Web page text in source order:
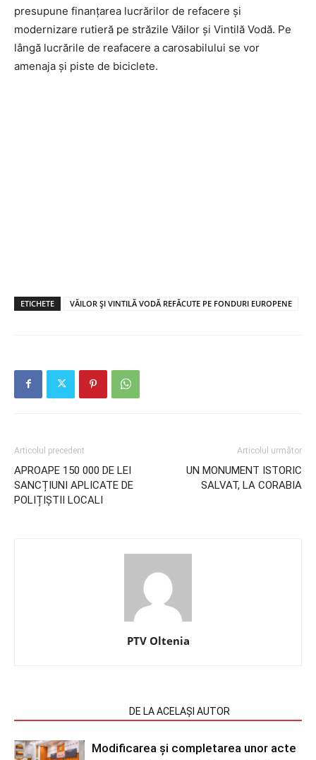
presupune finanțarea lucrărilor de refacere și
modernizare rutieră pe străzile Văilor și Vintilă Vodă. Pe
lângă lucrările de reafacere a carosabilului se vor
amenaja și piste de biciclete.
ETICHETE VĂILOR ȘI VINTILĂ VODĂ REFĂCUTE PE FONDURI EUROPENE
Articolul precedent
APROAPE 150 000 DE LEI
SANCȚIUNI APLICATE DE
POLIȚIȘTII LOCALI
Articolul următor
UN MONUMENT ISTORIC
SALVAT, LA CORABIA
PTV Oltenia
DE LA ACELAȘI AUTOR
Modificarea și completarea unor acte